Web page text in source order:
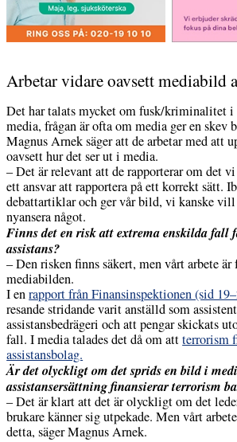
Arbetar vidare oavsett mediabild
Det har talats mycket om fusk/kriminalitet i
media, frågan är ofta om media ger en skev
Magnus Arnek säger att de arbetar med att
oavsett hur det ser ut i media.
– Det är relevant att de rapporterar om det
ett ansvar att rapportera på ett korrekt sätt.
debattartiklar och ger vår bild, vi kanske
nyansera något.
Finns det en risk att extrema enskilda fall
assistans?
– Den risken finns säkert, men vårt arbete
mediabilden.
I enrapport från Finansinspektionen (sid
resande stridande varit anställd som
assistansbedrägeri och att pengar skickats
fall. I media talades det då om attterrorism
assistansbolag.
Är det olyckligt om det sprids en bild i
assistansersättning finansierar terrorism
– Det är klart att det är olyckligt om det
brukare känner sig utpekade. Men vårt
detta, säger Magnus Arnek.